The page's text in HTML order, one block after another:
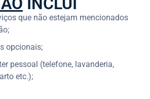
que não estejam mencionados
opcionais;
pessoal (telefone, lavanderia,
etc.);